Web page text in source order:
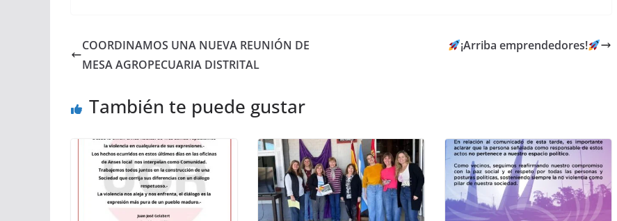
COORDINAMOS UNA NUEVA REUNIÓN DE
MESA AGROPECUARIA DISTRITAL
¡Arriba emprendedores!
También te puede gustar